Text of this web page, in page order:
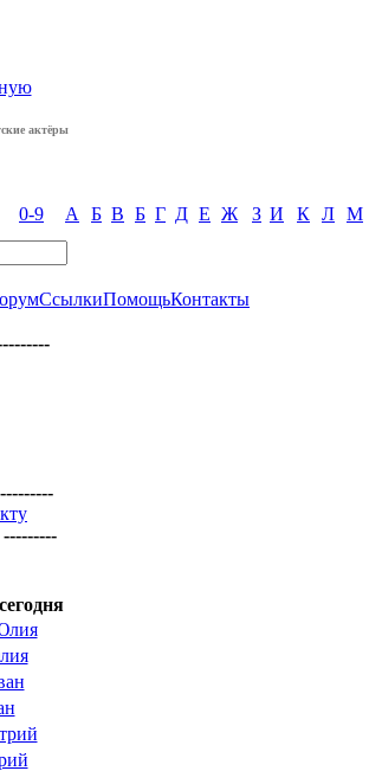
актёры
0-9 А Б В Б Г Д Е Ж З И К Л М
СсылкиПомощьКонтакты